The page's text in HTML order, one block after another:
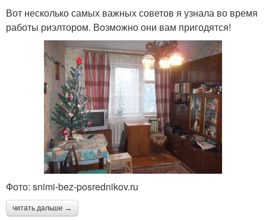
Вот несколько самых важных советов я узнала во время
работы риэлтором. Возможно они вам пригодятся!
Фото: snimi-bez-posrednikov.ru
читать дальше →